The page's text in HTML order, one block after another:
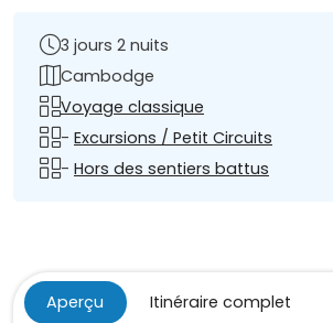
3 jours 2 nuits
Cambodge
Voyage classique
- Excursions / Petit Circuits
- Hors des sentiers battus
Aperçu Itinéraire complet